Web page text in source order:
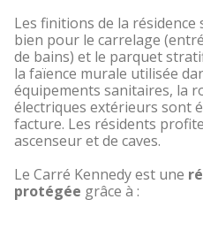
Les finitions de la résidence
bien pour le carrelage
de bains) et le parquet
la faïence murale utilisée
équipements sanitaires, la
électriques extérieurs sont
facture. Les résidents
ascenseur et de caves.
Le Carré Kennedy est une
protégée grâce à :